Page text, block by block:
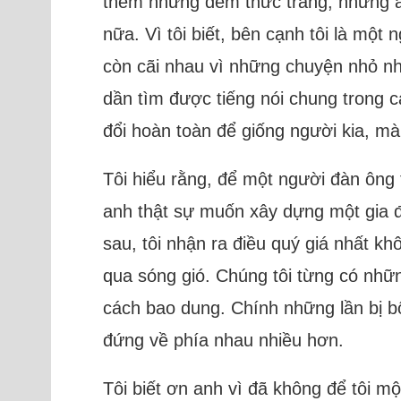
nữa. Vì tôi biết, bên cạnh tôi là một
còn cãi nhau vì những chuyện nhỏ
dần tìm được tiếng nói chung trong
đổi hoàn toàn để giống người kia,
Tôi hiểu rằng, để một người đàn
anh thật sự muốn xây dựng một gia
sau, tôi nhận ra điều quý giá nhất
qua sóng gió. Chúng tôi từng có
cách bao dung. Chính những lần bị
đứng về phía nhau nhiều hơn.
Tôi biết ơn anh vì đã không để tôi